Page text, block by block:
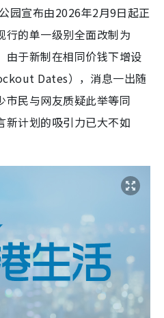
园宣布由2026年2月9日起正
行的单一级别全面改制为
于新制在相同价钱下增设
Dates），消息一出随
市民与网友质疑此举等同
计划的吸引力已大不如